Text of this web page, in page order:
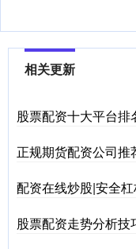
相关更新
股票配资十大平台排
正规期货配资公司推
配资在线炒股|安全
股票配资走势分析技